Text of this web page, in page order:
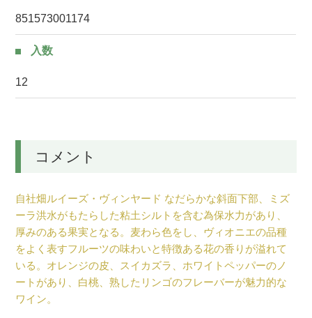
851573001174
入数
12
コメント
自社畑ルイーズ・ヴィンヤード なだらかな斜面下部、ミズ
ーラ洪水がもたらした粘土シルトを含む為保水力があり、
厚みのある果実となる。麦わら色をし、ヴィオニエの品種
をよく表すフルーツの味わいと特徴ある花の香りが溢れて
いる。オレンジの皮、スイカズラ、ホワイトペッパーのノ
ートがあり、白桃、熟したリンゴのフレーバーが魅力的な
ワイン。